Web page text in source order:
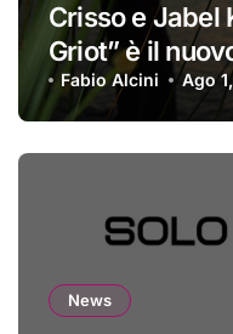
Crisso e Jabel
Griot” è il
Fabio Alcini Ago
News